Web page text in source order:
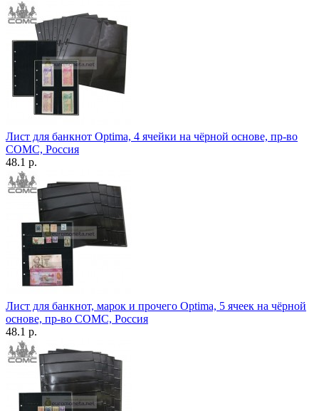
Лист для банкнот Optima, 4 ячейки на чёрной основе, пр-во
СОМС, Россия
48.1 р.
Лист для банкнот, марок и прочего Optima, 5 ячеек на чёрной
основе, пр-во СОМС, Россия
48.1 р.